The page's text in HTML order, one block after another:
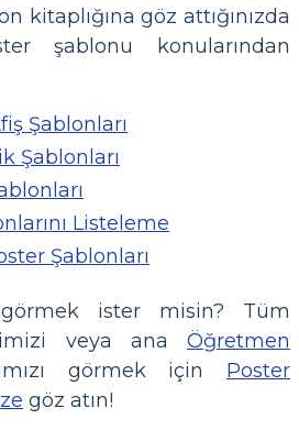
kitaplığına göz attığınızda
şablonu konularından
Şablonları
Şablonları
Listeleme
Şablonları
görmek ister misin? Tüm
veya ana Öğretmen
görmek için Poster
göz atın!